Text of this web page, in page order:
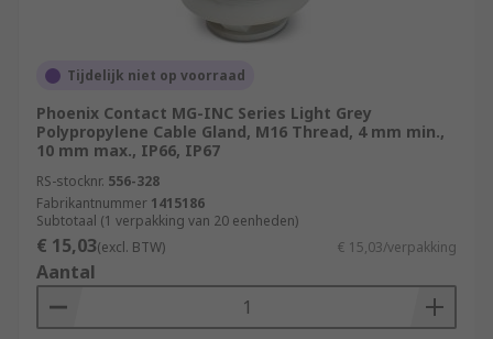
Tijdelijk niet op voorraad
Phoenix Contact MG-INC Series Light Grey
Polypropylene Cable Gland, M16 Thread, 4 mm min.,
10 mm max., IP66, IP67
RS-stocknr. 556-328
Fabrikantnummer 1415186
Subtotaal (1 verpakking van 20 eenheden)
€ 15,03(excl. BTW) € 15,03/verpakking
Aantal